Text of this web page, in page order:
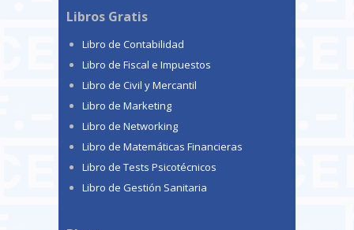
Libros Gratis
Libro de Contabilidad
Libro de Fiscal e Impuestos
Libro de Civil y Mercantil
Libro de Marketing
Libro de Networking
Libro de Matemáticas Financieras
Libro de Tests Psicotécnicos
Libro de Gestión Sanitaria